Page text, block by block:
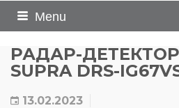
Menu
РАДАР-ДЕТЕКТОР
SUPRA DRS-
13.02.2023